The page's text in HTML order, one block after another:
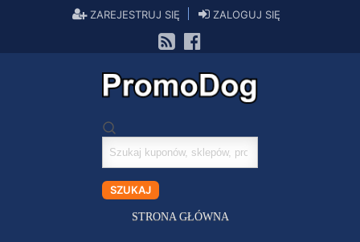
ZAREJESTRUJ SIĘ ZALOGUJ SIĘ
Szukaj
kuponów
SZUKAJ
STRONA GŁÓWNA